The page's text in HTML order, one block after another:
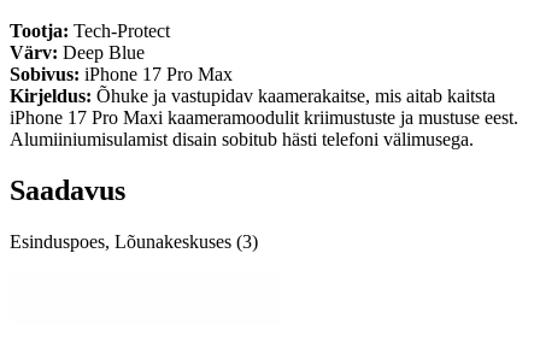
Tootja: Tech-Protect
Värv: Deep Blue
Sobivus: iPhone 17 Pro Max
Kirjeldus: Õhuke ja vastupidav kaamerakaitse, mis aitab kaitsta
iPhone 17 Pro Maxi kaameramoodulit kriimustuste ja mustuse eest.
Alumiiniumisulamist disain sobitub hästi telefoni välimusega.
Saadavus
Esinduspoes, Lõunakeskuses (3)